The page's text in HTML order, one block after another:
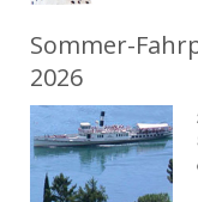
Sommer-
2026